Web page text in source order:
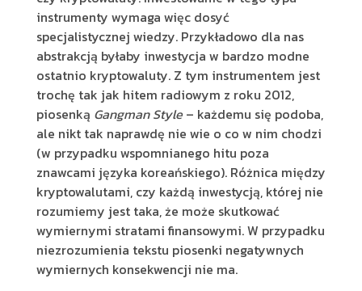
instrumenty wymaga więc dosyć
specjalistycznej wiedzy. Przykładowo dla nas
abstrakcją byłaby inwestycja w bardzo modne
ostatnio kryptowaluty. Z tym instrumentem jest
trochę tak jak hitem radiowym z roku 2012,
piosenką Gangman Style– każdemu się podoba,
ale nikt tak naprawdę nie wie o co w nim chodzi
(w przypadku wspomnianego hitu poza
znawcami języka koreańskiego). Różnica między
kryptowalutami, czy każdą inwestycją, której nie
rozumiemy jest taka, że może skutkować
wymiernymi stratami finansowymi. W przypadku
niezrozumienia tekstu piosenki negatywnych
wymiernych konsekwencji nie ma.